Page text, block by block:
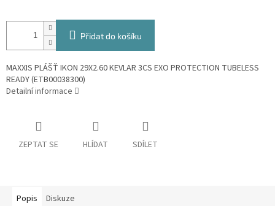
Přidat do košíku
MAXXIS PLÁŠŤ IKON 29X2.60 KEVLAR 3CS EXO PROTECTION TUBELESS
READY (ETB00038300)
Detailní informace
ZEPTAT SE HLÍDAT SDÍLET
Popis Diskuze